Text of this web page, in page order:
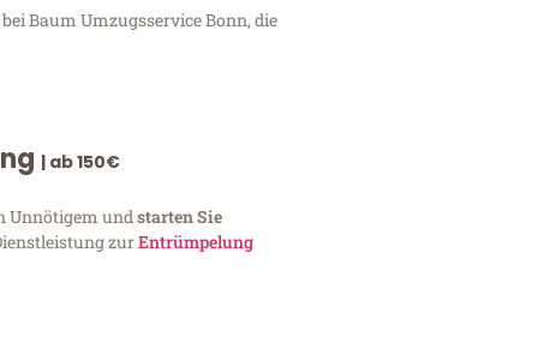
Baum Umzugsservice Bonn, die
| ab 150€
Unnötigem und starten Sie
zurEntrümpelung